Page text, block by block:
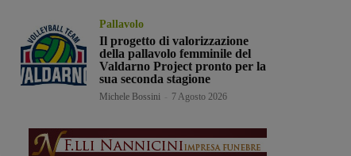
Pallavolo
Il progetto di valorizzazione
della pallavolo femminile del
Valdarno Project pronto per la
sua seconda stagione
Michele Bossini 7 Agosto 2026